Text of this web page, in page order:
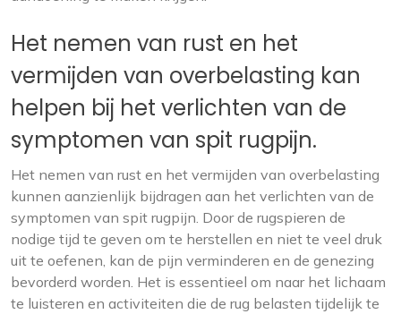
Het nemen van rust en het
vermijden van overbelasting kan
helpen bij het verlichten van de
symptomen van spit rugpijn.
Het nemen van rust en het vermijden van overbelasting
kunnen aanzienlijk bijdragen aan het verlichten van de
symptomen van spit rugpijn. Door de rugspieren de
nodige tijd te geven om te herstellen en niet te veel druk
uit te oefenen, kan de pijn verminderen en de genezing
bevorderd worden. Het is essentieel om naar het lichaam
te luisteren en activiteiten die de rug belasten tijdelijk te